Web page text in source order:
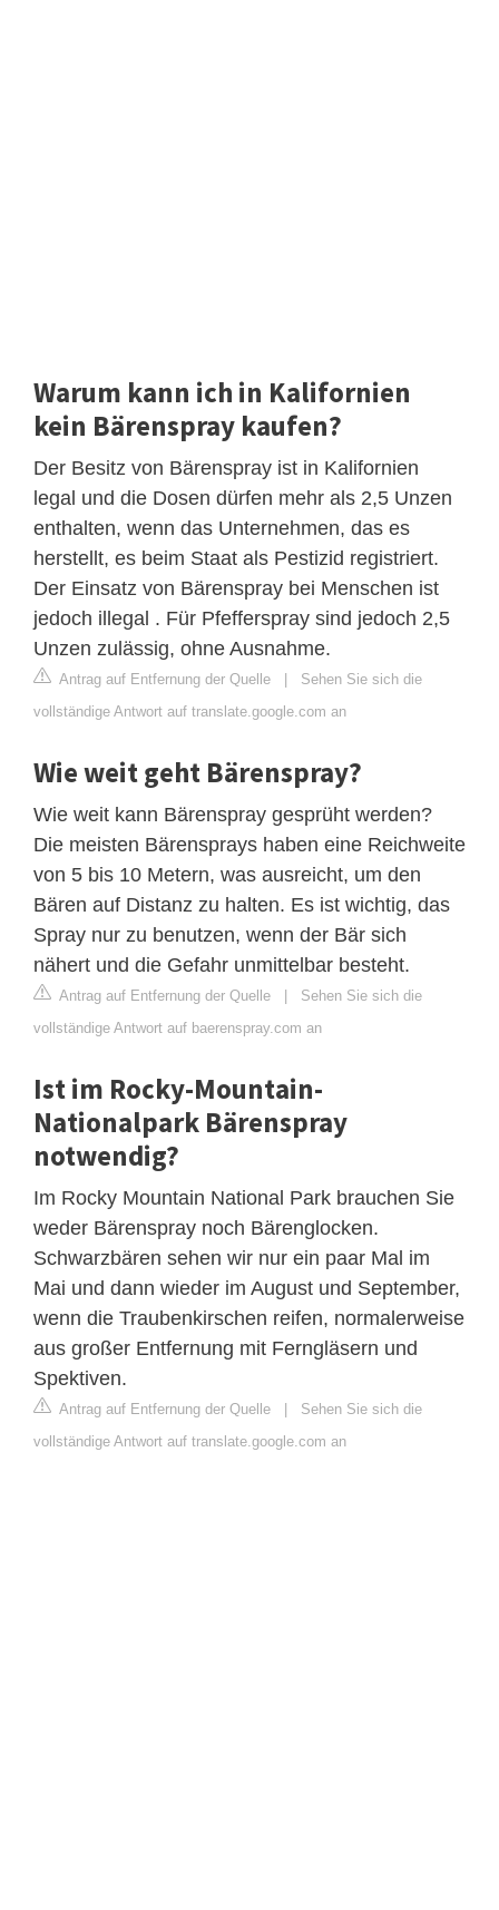
Warum kann ich in Kalifornien
kein Bärenspray kaufen?
Der Besitz von Bärenspray ist in Kalifornien
legal und die Dosen dürfen mehr als 2,5 Unzen
enthalten, wenn das Unternehmen, das es
herstellt, es beim Staat als Pestizid registriert.
Der Einsatz von Bärenspray bei Menschen ist
jedoch illegal . Für Pfefferspray sind jedoch 2,5
Unzen zulässig, ohne Ausnahme.
Antrag auf Entfernung der Quelle | Sehen Sie sich die
vollständige Antwort auf translate.google.com an
Wie weit geht Bärenspray?
Wie weit kann Bärenspray gesprüht werden?
Die meisten Bärensprays haben eine Reichweite
von 5 bis 10 Metern, was ausreicht, um den
Bären auf Distanz zu halten. Es ist wichtig, das
Spray nur zu benutzen, wenn der Bär sich
nähert und die Gefahr unmittelbar besteht.
Antrag auf Entfernung der Quelle | Sehen Sie sich die
vollständige Antwort auf baerenspray.com an
Ist im Rocky-Mountain-
Nationalpark Bärenspray
notwendig?
Im Rocky Mountain National Park brauchen Sie
weder Bärenspray noch Bärenglocken.
Schwarzbären sehen wir nur ein paar Mal im
Mai und dann wieder im August und September,
wenn die Traubenkirschen reifen, normalerweise
aus großer Entfernung mit Ferngläsern und
Spektiven.
Antrag auf Entfernung der Quelle | Sehen Sie sich die
vollständige Antwort auf translate.google.com an